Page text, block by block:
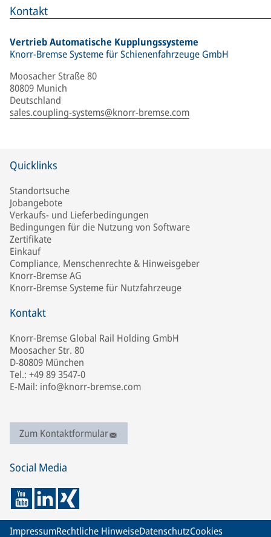
Kontakt
Vertrieb Automatische Kupplungssysteme
Knorr-Bremse Systeme für Schienenfahrzeuge GmbH
Moosacher Straße 80
80809 Munich
Deutschland
sales.coupling-systems@knorr-bremse.com
Quicklinks
Standortsuche
Jobangebote
Verkaufs- und Lieferbedingungen
Bedingungen für die Nutzung von Software
Zertifikate
Einkauf
Compliance, Menschenrechte & Hinweisgeber
Knorr-Bremse AG
Knorr-Bremse Systeme für Nutzfahrzeuge
Kontakt
Knorr-Bremse Global Rail Holding GmbH
Moosacher Str. 80
D-80809 München
Tel.: +49 89 3547-0
E-Mail: info@knorr-bremse.com
Zum Kontaktformular
Social Media
ImpressumRechtliche HinweiseDatenschutzCookies